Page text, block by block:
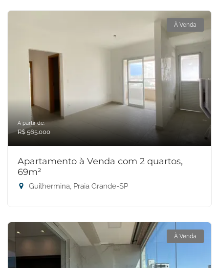
À Venda
A partir de:
R$ 565.000
Apartamento à Venda com 2 quartos,
69m²
Guilhermina, Praia Grande-SP
À Venda